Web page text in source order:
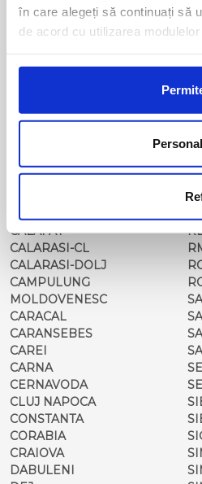
în care alegeți să continuați să
de acord cu utilizarea modulelor
BALS-OT
BARCA
BISTRITA
BRAILA
BRASOV
BUZAU
CALAFAT
CALARASI-CL
CALARASI-DOLJ
CAMPULUNG
MOLDOVENESC
CARACAL
CARANSEBES
CAREI
CARNA
CERNAVODA
CLUJ NAPOCA
CONSTANTA
CORABIA
CRAIOVA
DABULENI